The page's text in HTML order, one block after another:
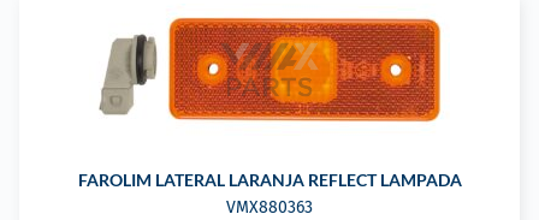
FAROLIM LATERAL LARANJA REFLECT LAMPADA
VMX880363